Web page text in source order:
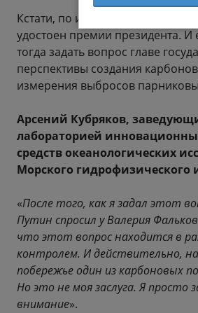
Кстати, по итогам 2021 года
удостоен премии президента. И
тогда задать вопрос главе
перспективы создания
измерения выбросов
Арсений Кубряков,
лабораторией
средств океанологических
Морского гидрофизического
«После того, как я задал этот
Путин спросил у Валерия
что этот вопрос находится в
контролем. И действительно,
побережье один из карбоновых
Но это не моя заслуга. Я просто
внимание».